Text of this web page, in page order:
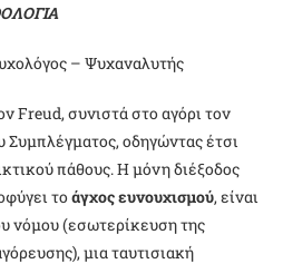
– Ψυχαναλυτής
Freud, συνιστά στο αγόρι τον
Συμπλέγματος, οδηγώντας έτσι
πάθους. Η μόνη διέξοδος
τοάγχος ευνουχισμού, είναι
νόμου (εσωτερίκευση της
μια ταυτισιακή